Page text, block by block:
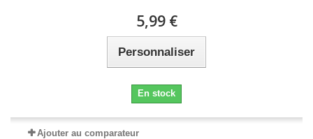
5,99 €
Personnaliser
En stock
Ajouter au comparateur